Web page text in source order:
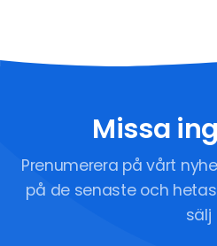
Missa
Prenumerera på vårt
på de senaste och
sälj